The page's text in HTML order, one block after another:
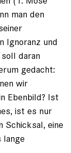
man den
Ignoranz und
daran
gedacht:
wir
Ebenbild? Ist
ist es nur
Schicksal, eine
lange